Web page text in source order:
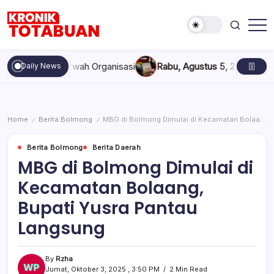
content
Totabuan
hari
ini
Kronik
Daily News
Marwah Organisasi Rabu, Agustus 5, 2026 , 11:44 AMAnak
Home / Berita Bolmong / MBG di Bolmong Dimulai di Kecamatan Bolaang, Bupati Yusra Pantau Langsung
Berita Bolmong Berita Daerah
MBG di Bolmong Dimulai di
Kecamatan Bolaang,
Bupati Yusra Pantau
Langsung
By Rzha
Jumat, Oktober 3, 2025 , 3:50 PM
2 Min Read